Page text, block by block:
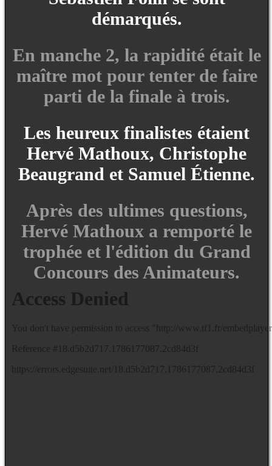
démarqués.
En manche 2, la rapidité était le
maître mot pour tenter de faire
parti de la finale à trois.
Les heureux finalistes étaient
Hervé Mathoux, Christophe
Beaugrand et Samuel Étienne.
Après des ultimes questions,
Hervé Mathoux a remporté le
trophée et l'édition du Grand
Concours des Animateurs.